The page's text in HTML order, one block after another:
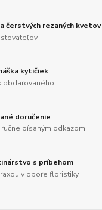
čerstvých rezaných kvetov
kytičiek
obdarovaného
doručenie
písaným odkazom
s príbehom
v obore floristiky